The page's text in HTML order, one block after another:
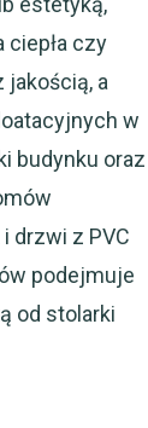
ciepła czy
jakością, a
w
budynku oraz
drzwi z PVC
podejmuje
od stolarki